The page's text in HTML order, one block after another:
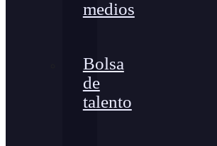
medios
Bolsa
de
talento